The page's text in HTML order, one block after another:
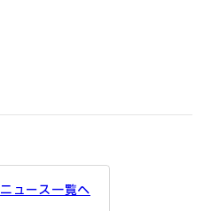
ニュース一覧へ